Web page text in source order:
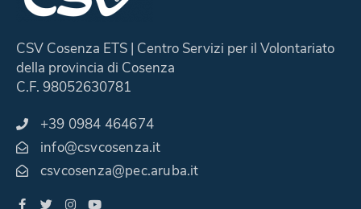
CSV Cosenza ETS | Centro Servizi per il Volontariato
della provincia di Cosenza
C.F. 98052630781
+39 0984 464674
info@csvcosenza.it
csvcosenza@pec.aruba.it